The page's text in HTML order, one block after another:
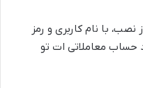
با نام کاربری و رمز
حساب معاملاتی ات تو